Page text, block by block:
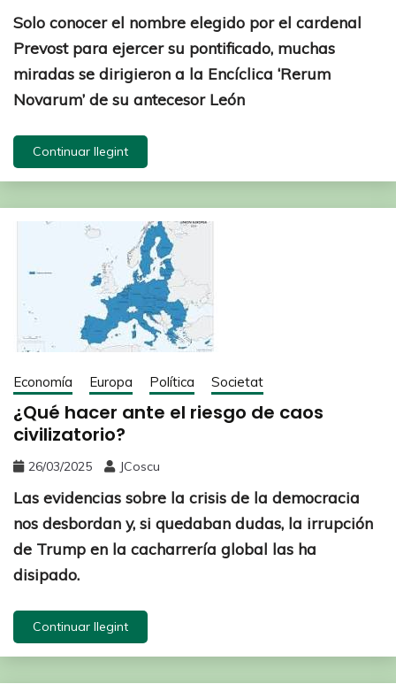
Solo conocer el nombre elegido por el cardenal
Prevost para ejercer su pontificado, muchas
miradas se dirigieron a la Encíclica ‘Rerum
Novarum’ de su antecesor León
Continuar llegint
Economía Europa Política Societat
¿Qué hacer ante el riesgo de caos
civilizatorio?
26/03/2025 JCoscu
Las evidencias sobre la crisis de la democracia
nos desbordan y, si quedaban dudas, la irrupción
de Trump en la cacharrería global las ha
disipado.
Continuar llegint